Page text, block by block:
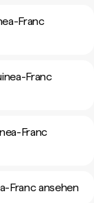
Franc
Franc
Franc
Franc ansehen